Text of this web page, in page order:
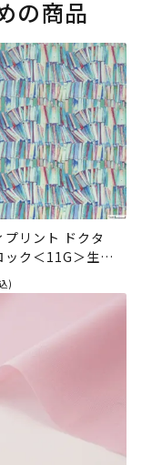
の商品
プリント ドクタ
ック＜11G＞生地
ホビーレオリジ
)